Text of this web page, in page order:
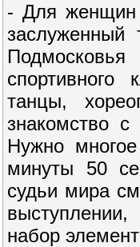
- Для женщин
заслуженный
Подмосковья
танцы,
знакомство
Нужно
минуты 50
судьи мира
набор